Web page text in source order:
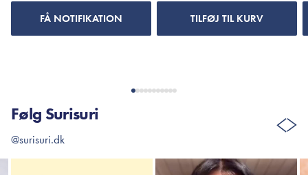
FÅ NOTIFIKATION TILFØJ TIL KURV
Følg Surisuri
@surisuri.dk